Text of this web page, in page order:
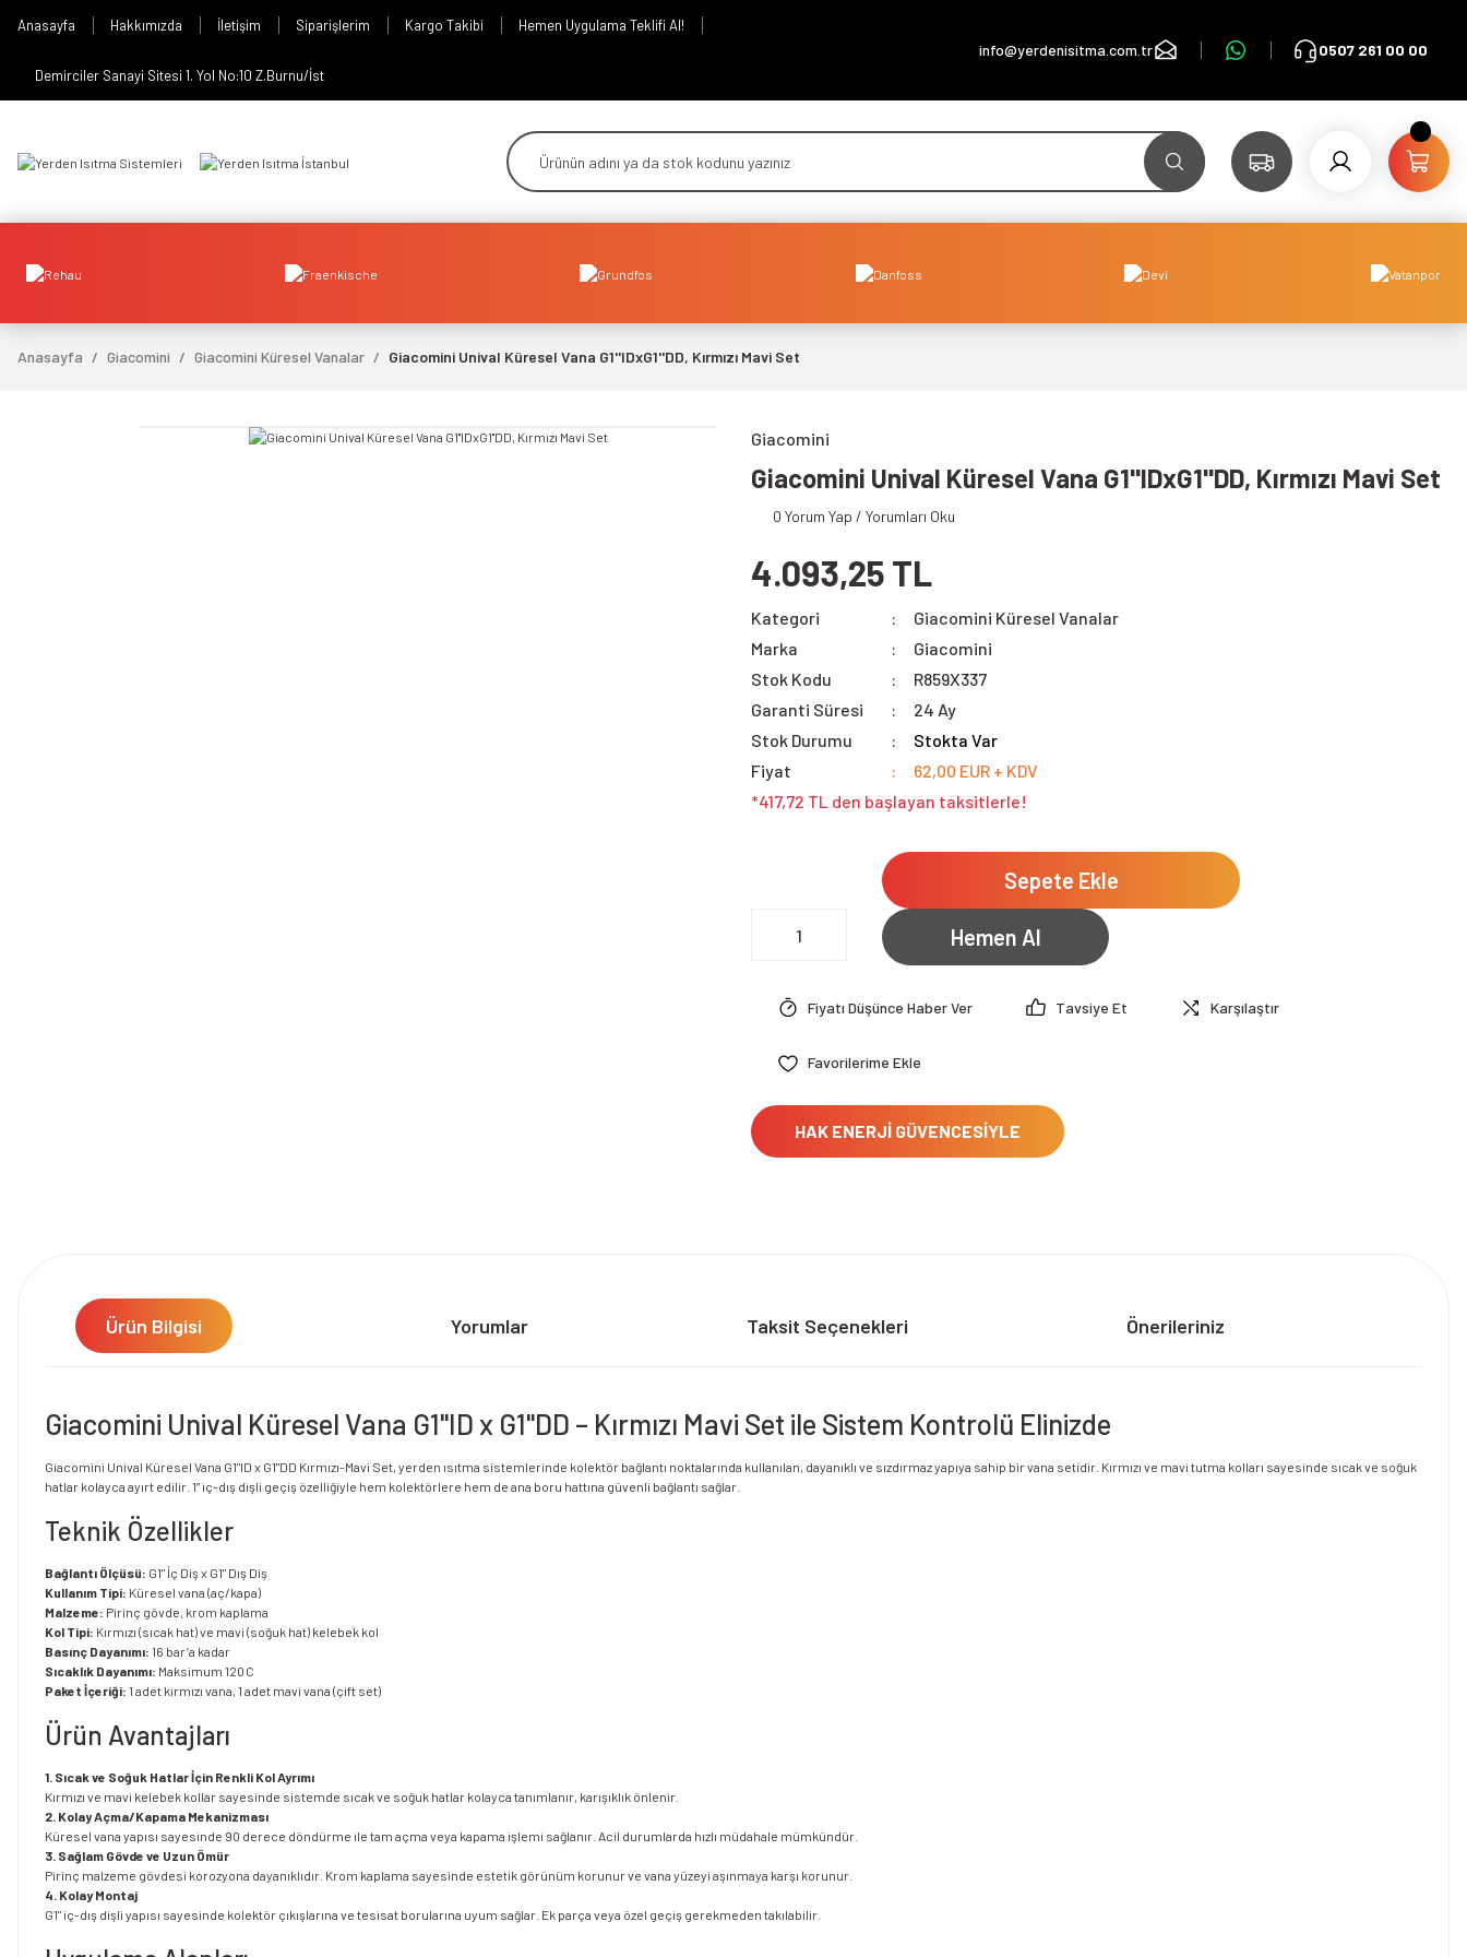
Anasayfa Hakkımızda İletişim Siparişlerim Kargo Takibi Hemen Uygulama Teklifi Al!
Demirciler Sanayi Sitesi 1. Yol No:10 Z.Burnu/İst
info@yerdenisitma.com.tr 0507 261 00 00
Anasayfa Giacomini Giacomini Küresel Vanalar Giacomini Unival Küresel Vana G1''IDxG1''DD, Kırmızı Mavi Set
Giacomini
Giacomini Unival Küresel Vana G1''IDxG1''DD, Kırmızı Mavi Set
0 Yorum Yap / Yorumları Oku
4.093,25 TL
Kategori
Giacomini Küresel Vanalar
Marka
Giacomini
Stok Kodu
R859X337
Garanti Süresi
24 Ay
Stok Durumu
Stokta Var
Fiyat
62,00 EUR + KDV
*417,72 TL den başlayan taksitlerle!
Sepete Ekle
Hemen Al
Fiyatı Düşünce Haber Ver Tavsiye Et Karşılaştır
HAK ENERJİ GÜVENCESİYLE
Ürün Bilgisi Yorumlar Taksit Seçenekleri Önerileriniz
Giacomini Unival Küresel Vana G1"ID x G1"DD – Kırmızı Mavi Set ile Sistem Kontrolü Elinizde
Giacomini Unival Küresel Vana G1"ID x G1"DD Kırmızı-Mavi Set, yerden ısıtma sistemlerinde kolektör bağlantı noktalarında kullanılan, dayanıklı ve sızdırmaz yapıya sahip bir vana setidir. Kırmızı ve mavi tutma kolları sayesinde sıcak ve soğuk
hatlar kolayca ayırt edilir. 1” iç-dış dişli geçiş özelliğiyle hem kolektörlere hem de ana boru hattına güvenli bağlantı sağlar.
Teknik Özellikler
Bağlantı Ölçüsü: G1" İç Diş x G1" Dış Diş
Kullanım Tipi: Küresel vana (aç/kapa)
Malzeme: Pirinç gövde, krom kaplama
Kol Tipi: Kırmızı (sıcak hat) ve mavi (soğuk hat) kelebek kol
Basınç Dayanımı: 16 bar’a kadar
Sıcaklık Dayanımı: Maksimum 120 C
Paket İçeriği: 1 adet kırmızı vana, 1 adet mavi vana (çift set)
Ürün Avantajları
1. Sıcak ve Soğuk Hatlar İçin Renkli Kol Ayrımı
Kırmızı ve mavi kelebek kollar sayesinde sistemde sıcak ve soğuk hatlar kolayca tanımlanır, karışıklık önlenir.
2. Kolay Açma/Kapama Mekanizması
Küresel vana yapısı sayesinde 90 derece döndürme ile tam açma veya kapama işlemi sağlanır. Acil durumlarda hızlı müdahale mümkündür.
3. Sağlam Gövde ve Uzun Ömür
Pirinç malzeme gövdesi korozyona dayanıklıdır. Krom kaplama sayesinde estetik görünüm korunur ve vana yüzeyi aşınmaya karşı korunur.
4. Kolay Montaj
G1" iç-dış dişli yapısı sayesinde kolektör çıkışlarına ve tesisat borularına uyum sağlar. Ek parça veya özel geçiş gerekmeden takılabilir.